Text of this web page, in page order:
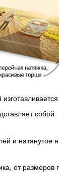
собой
и
от размеров